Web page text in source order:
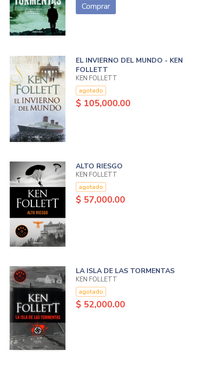
Comprar
EL INVIERNO DEL MUNDO - KEN
FOLLETT
KEN FOLLETT
agotado
$ 105,000.00
ALTO RIESGO
KEN FOLLETT
agotado
$ 57,000.00
LA ISLA DE LAS TORMENTAS
KEN FOLLETT
agotado
$ 52,000.00